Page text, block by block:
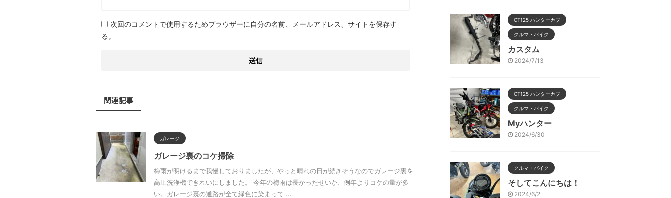
次回のコメントで使用するためブラウザーに自分の名前、メールアドレス、サイトを保存す
る。
関連記事
ガレージ
ガレージ裏のコケ掃除
梅雨が明けるまで我慢しておりましたが、やっと晴れの日が続きそうなのでガレージ裏を
高圧洗浄機できれいにしました。 今年の梅雨は長かったせいか、例年よりコケの量が多
い。ガレージ裏の通路が全て緑色に染まって ...
CT125 ハンターカブ
クルマ・バイク
カスタム
2024/7/13
CT125 ハンターカブ
クルマ・バイク
Myハンター
2024/6/30
クルマ・バイク
そしてこんにちは！
2024/6/2